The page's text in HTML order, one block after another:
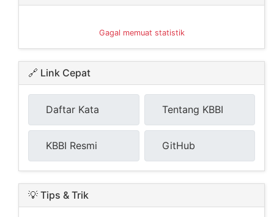
Gagal memuat statistik
🔗 Link Cepat
Daftar Kata Tentang KBBI
KBBI Resmi GitHub
💡 Tips & Trik